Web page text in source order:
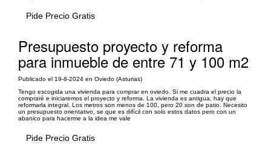
Pide Precio Gratis
Presupuesto proyecto y reforma
para inmueble de entre 71 y 100 m2
Publicado el 19-8-2024 en Oviedo (Asturias)
Tengo escogida una vivienda para comprar en oviedo. Si me cuadra el precio la
compraré e iniciaremos el proyecto y reforma. La vivienda es antigua, hay que
reformarla integral. Los metros son menos de 100, pero 20 son de patio. Necesito
un presupuesto orientativo, se que es difícil con solo estos datos pero con un
abanico para hacerme a la idea me vale
Pide Precio Gratis